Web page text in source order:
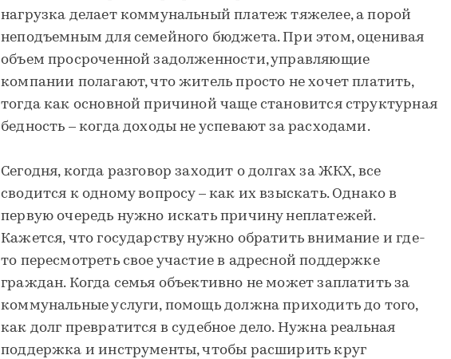
нагрузка делает коммунальный платеж тяжелее, а порой
неподъемным для семейного бюджета. При этом, оценивая
объем просроченной задолженности, управляющие
компании полагают, что житель просто не хочет платить,
тогда как основной причиной чаще становится структурная
бедность – когда доходы не успевают за расходами.
Сегодня, когда разговор заходит о долгах за ЖКХ, все
сводится к одному вопросу – как их взыскать. Однако в
первую очередь нужно искать причину неплатежей.
Кажется, что государству нужно обратить внимание и где-
то пересмотреть свое участие в адресной поддержке
граждан. Когда семья объективно не может заплатить за
коммунальные услуги, помощь должна приходить до того,
как долг превратится в судебное дело. Нужна реальная
поддержка и инструменты, чтобы расширить круг